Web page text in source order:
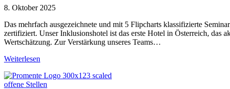
8. Oktober 2025
Das mehrfach ausgezeichnete und mit 5 Flipcharts klassifizierte
zertifiziert. Unser Inklusionshotel ist das erste Hotel in Österreich, das
Wertschätzung. Zur Verstärkung unseres Teams…
Weiterlesen
offene Stellen